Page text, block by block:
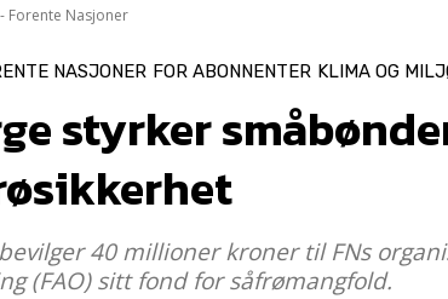
- Forente Nasjoner
NASJONER FOR ABONNENTER KLIMA OG
styrker
40 millioner kroner til FNs
(FAO) sitt fond for såfrømangfold.